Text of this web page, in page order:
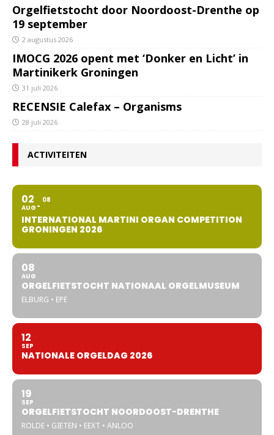
Orgelfietstocht door Noordoost-Drenthe op
19 september
2 augustus 2026
IMOCG 2026 opent met ‘Donker en Licht’ in
Martinikerk Groningen
31 juli 2026
RECENSIE Calefax – Organisms
28 juli 2026
ACTIVITEITEN
02
AUG
08
INTERNATIONAL MARTINI ORGAN COMPETITION
GRONINGEN 2026
08
AUG
ORGELFIETSTOCHT NATIONAAL ORGELMUSEUM
ELBURG • EPE
12
SEP
NATIONALE ORGELDAG 2026
19
SEP
ORGELFIETSTOCHT NOORDOOST-DRENTHE
ROLDE • GIETEN • EEXT • ANLOO